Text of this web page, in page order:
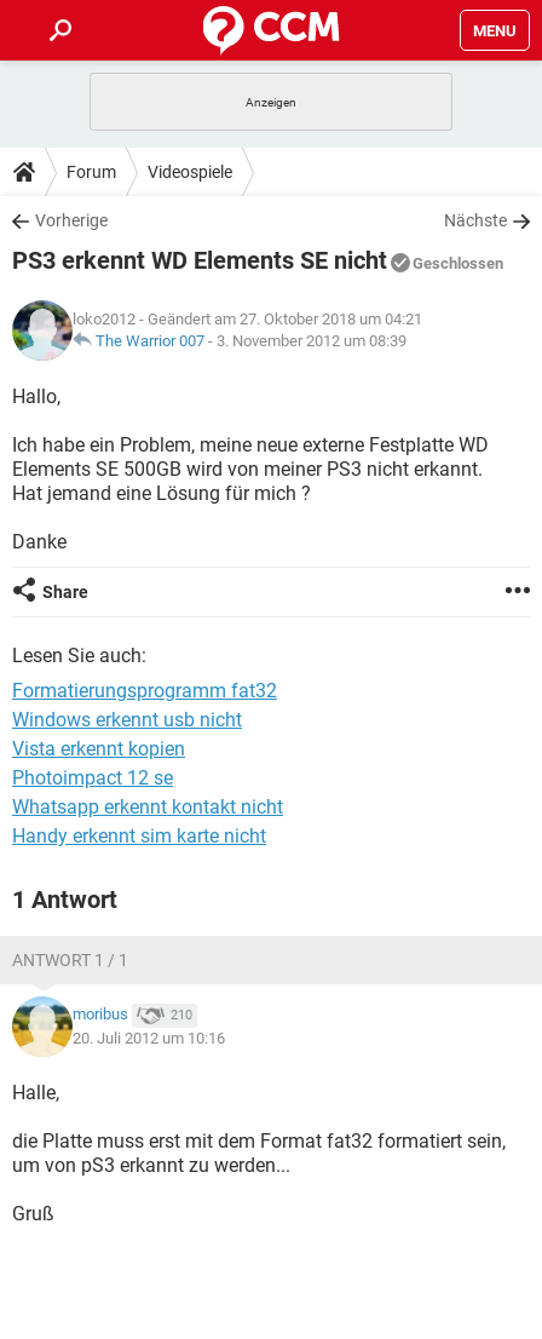
MENU
ANDROID
WINDOWS 10
WHATSAPP TIKTOK
FACEBOOK
TIPPS & TRICKS
SPIELE
WHATSAPP TIKTOK
FACEBOOK
DOWNLOADS
SPIELE STREAMING
ANDROID
WINDOWS 10 INSTAGRAM
WHATSAPP
SPIELE STREAMING
ANDROID
WINDOWS 10
WHATSAPP TIKTOK
FACEBOOK HARDWARE
LEXIKON
SPIELE
WINDOWS 10 INSTAGRAM
WHATSAPP
FACEBOOK
Forum Videospiele
Vorherige Nächste
PS3 erkennt WD Elements SE nicht Geschlossen
loko2012 - Geändert am 27. Oktober 2018 um 04:21
The Warrior 007 - 3. November 2012 um 08:39
Hallo,
Ich habe ein Problem, meine neue externe Festplatte WD
Elements SE 500GB wird von meiner PS3 nicht erkannt.
Hat jemand eine Lösung für mich ?
Danke
Share
Lesen Sie auch:
Formatierungsprogramm fat32
Windows erkennt usb nicht
Vista erkennt kopien
Photoimpact 12 se
Whatsapp erkennt kontakt nicht
Handy erkennt sim karte nicht
1 Antwort
ANTWORT 1 / 1
moribus 210
20. Juli 2012 um 10:16
Halle,
die Platte muss erst mit dem Format fat32 formatiert sein,
um von pS3 erkannt zu werden...
Gruß